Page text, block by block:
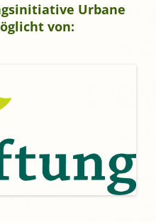
Urbane
von: